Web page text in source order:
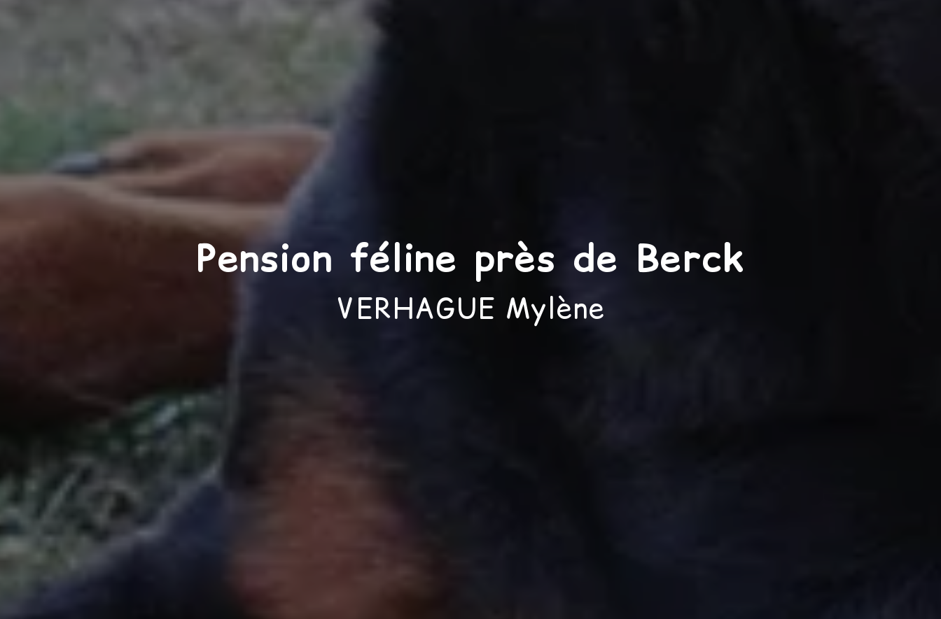
Pension féline près de Berck
VERHAGUE Mylène